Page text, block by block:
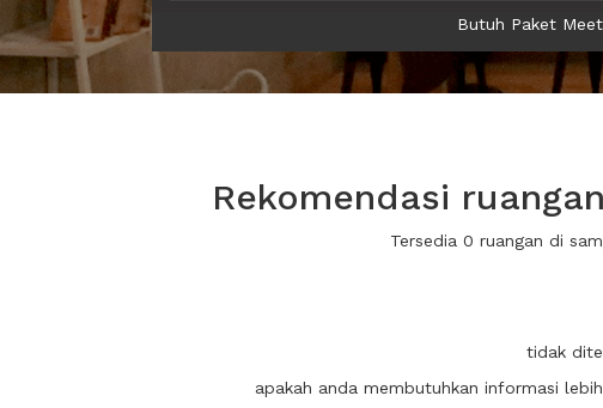
Butuh Paket
Rekomendasi
Tersedia 0 ruangan di
tidak
apakah anda membutuhkan informasi